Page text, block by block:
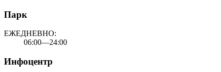
Парк
ЕЖЕДНЕВНО:
06:00—24:00
Инфоцентр